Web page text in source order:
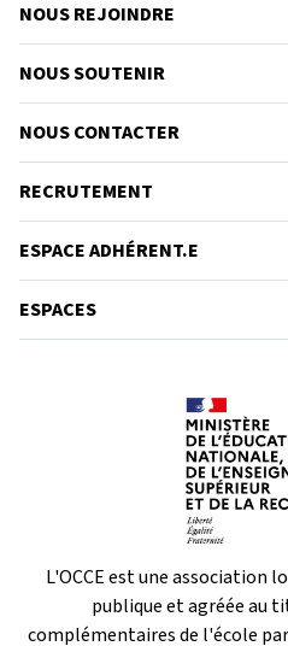
NOUS REJOINDRE
NOUS SOUTENIR
NOUS CONTACTER
RECRUTEMENT
ESPACE ADHÉRENT.E
ESPACES
L'OCCE est une association
publique et agréée au
complémentaires de l'école